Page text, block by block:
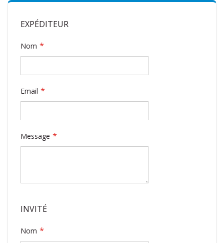
EXPÉDITEUR
Nom
Email
Message
INVITÉ
Nom